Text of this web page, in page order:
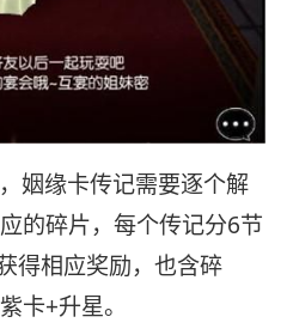
姻缘卡传记需要逐个解
的碎片，每个传记分6节
得相应奖励，也含碎
卡+升星。